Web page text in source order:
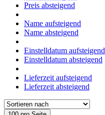
Preis absteigend
Name aufsteigend
Name absteigend
Einstelldatum aufsteigend
Einstelldatum absteigend
Lieferzeit aufsteigend
Lieferzeit absteigend